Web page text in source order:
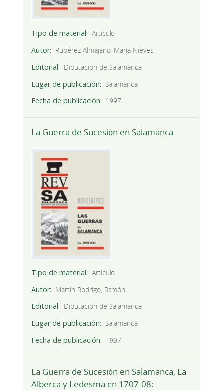
Tipo de material
Artículo
Autor
Rupérez Almajano, María Nieves
Editorial
Diputación de Salamanca
Lugar de publicación
Salamanca
Fecha de publicación
1997
La Guerra de Sucesión en Salamanca
Tipo de material
Artículo
Autor
Martín Rodrigo, Ramón
Editorial
Diputación de Salamanca
Lugar de publicación
Salamanca
Fecha de publicación
1997
La Guerra de Sucesión en Salamanca, La
Alberca y Ledesma en 1707-08: